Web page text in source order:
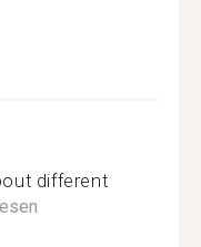
different